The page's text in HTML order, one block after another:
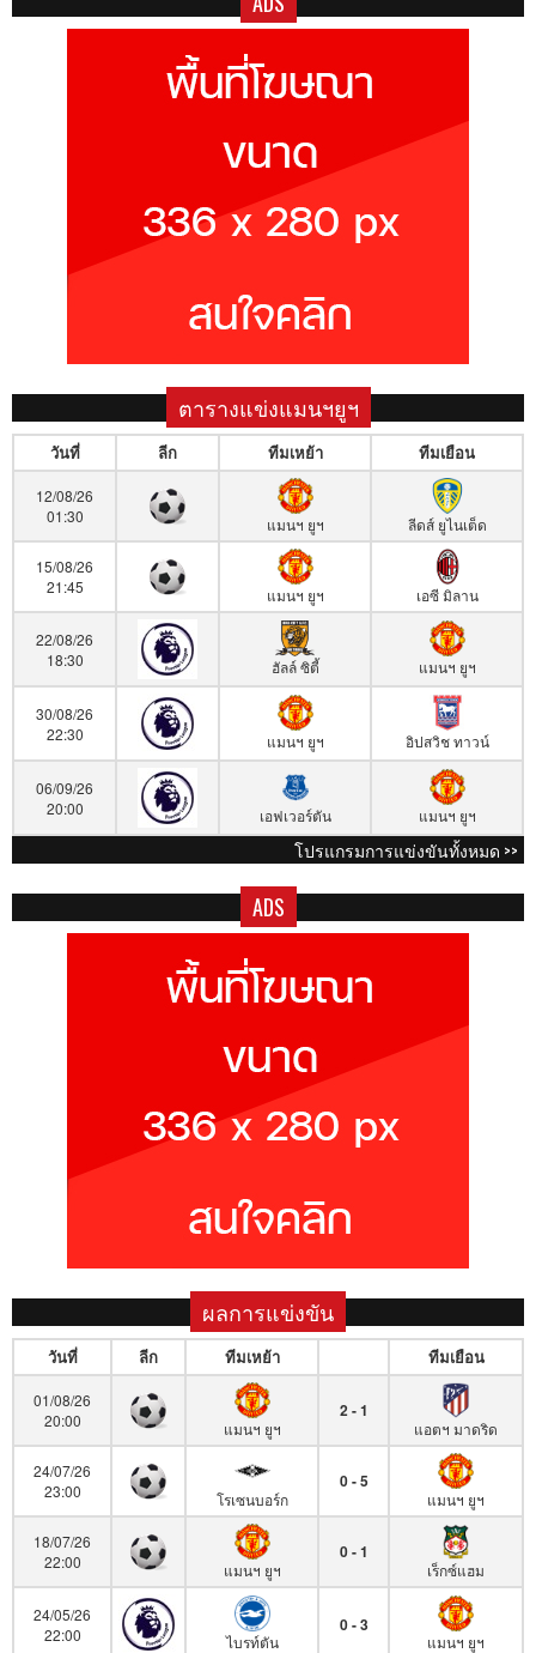
ตารางแข่งแมนฯยูฯ
วันที่ ลีก ทีมเหย้า ทีมเยือน
12/08/26
01:30
แมนฯ ยูฯ ลีดส์ ยูไนเต็ด
15/08/26
21:45
แมนฯ ยูฯ เอซี มิลาน
22/08/26
18:30
ฮัลล์ ซิตี้ แมนฯ ยูฯ
30/08/26
22:30
แมนฯ ยูฯ อิปสวิช ทาวน์
06/09/26
20:00
เอฟเวอร์ตัน แมนฯ ยูฯ
โปรแกรมการแข่งขันทั้งหมด >>
ADS
ผลการแข่งขัน
วันที่ ลีก ทีมเหย้า ทีมเยือน
01/08/26
20:00
แมนฯ ยูฯ
2 - 1
แอตฯ มาดริด
24/07/26
23:00
โรเซนบอร์ก
0 - 5
แมนฯ ยูฯ
18/07/26
22:00
แมนฯ ยูฯ
0 - 1
เร็กซ์แฮม
24/05/26
22:00
ไบรท์ตัน
0 - 3
แมนฯ ยูฯ